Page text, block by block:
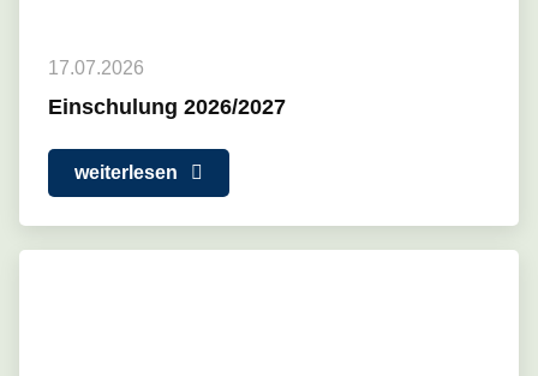
17.07.2026
Einschulung 2026/2027
weiterlesen